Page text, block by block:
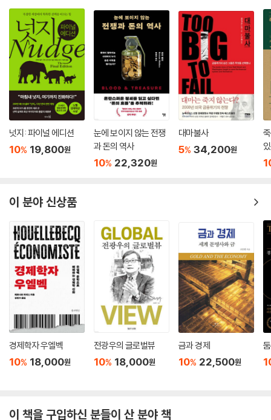
넛지: 파이널 에디션
10% 19,800원
눈에 보이지 않는 전쟁
과 돈의 역사
10% 22,320원
대마불사
5% 34,200원
이 분야 신상품
경제학자 우엘벡
10% 18,000원
전광우의 글로벌뷰
10% 18,000원
금과 경제
10% 22,500원
이 책을 구입하신 분들이 산 분야 책